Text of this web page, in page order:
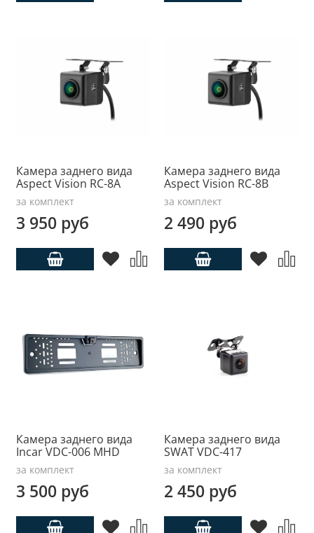
Камера заднего вида
Aspect Vision RC-8A
за комплект
3 950 руб
Камера заднего вида
Aspect Vision RC-8B
за комплект
2 490 руб
Камера заднего вида
Incar VDC-006 MHD
за комплект
3 500 руб
Камера заднего вида
SWAT VDC-417
за комплект
2 450 руб